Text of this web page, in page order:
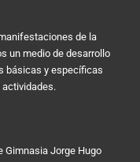
de la
un medio de desarrollo
básicas y específicas
Gimnasia Jorge Hugo